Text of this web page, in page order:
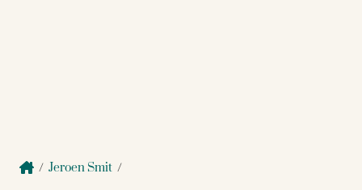
/ Jeroen Smit /